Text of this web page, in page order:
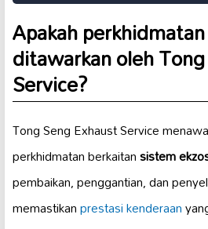
Apakah
ditawarkan oleh
Service?
Tong Seng Exhaust Service
perkhidmatan berkaitansistem
pembaikan, penggantian, dan
memastikanprestasi kenderaan